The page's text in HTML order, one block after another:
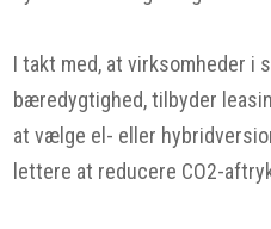
I takt med, at virksomheder i
bæredygtighed, tilbyder
at vælge el- eller
lettere at reducere CO2-